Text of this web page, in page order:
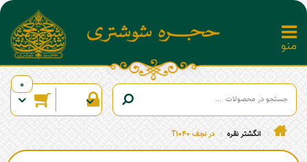
0
انگشتر نقره در نجف T1040